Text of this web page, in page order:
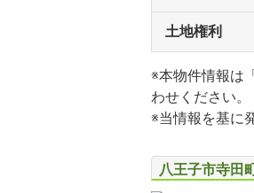
土地権利
※本物件情報は「
わせください。
※当情報を基に
八王子市寺田